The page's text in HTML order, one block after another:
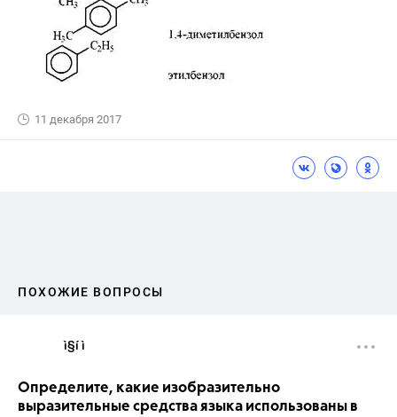
11 декабря 2017
ПОХОЖИЕ ВОПРОСЫ
ì§í ì 
Определите, какие изобразительно
выразительные средства языка использованы в